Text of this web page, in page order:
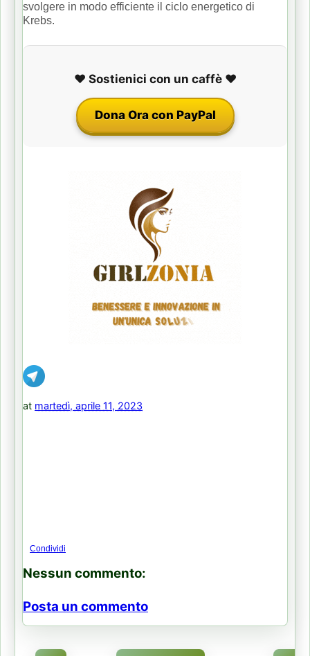
svolgere in modo efficiente il ciclo energetico di
Krebs.
❤️ Sostienici con un caffè ❤️
Dona Ora con PayPal
at martedì, aprile 11, 2023
Condividi
Nessun commento:
Posta un commento